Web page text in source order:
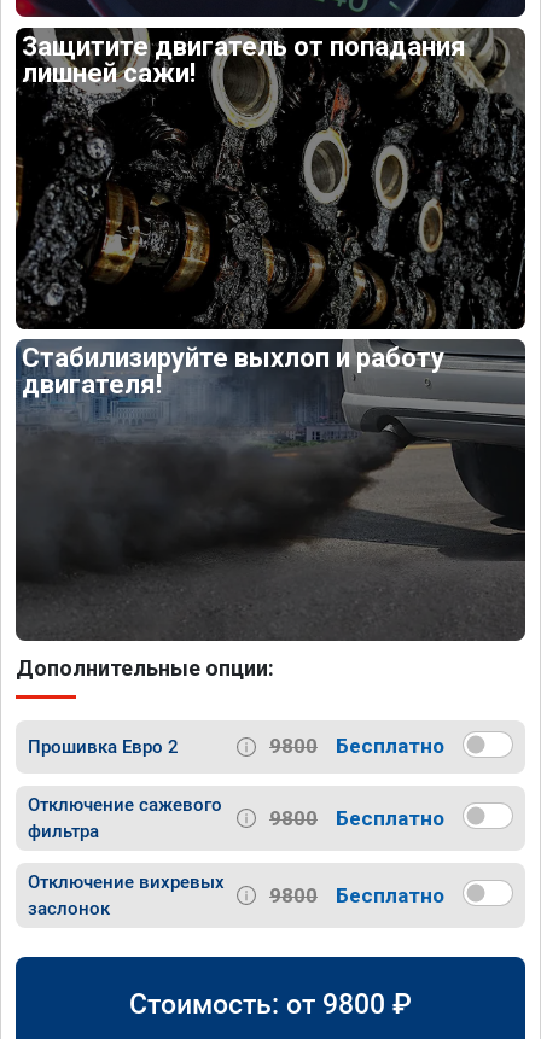
Защитите двигатель от попадания
лишней сажи!
Стабилизируйте выхлоп и работу
двигателя!
Дополнительные опции:
Прошивка Евро 2 9800 Бесплатно
Отключение сажевого
фильтра
9800 Бесплатно
Отключение вихревых
заслонок
9800 Бесплатно
Стоимость: от 9800 ₽